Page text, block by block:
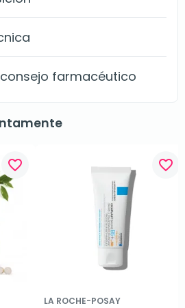
farmacéutico
favorite_border favorite_border
LA ROCHE-POSAY